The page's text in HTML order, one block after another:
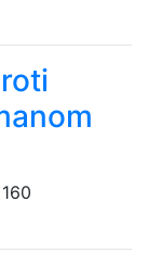
160